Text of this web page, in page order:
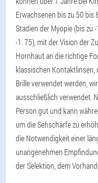
Erwachsenen bis zu 50 bis
Stadien der Myopie (bis zu
-1. 75), mit der Vision der
Hornhaut an die richtige
klassischen Kontaktlinsen,
Brille verwendet werden,
ausschließlich verwendet.
Person gut und kann
um die Sehschärfe zu
die Notwendigkeit einer
unangenehmen
der Selektion, dem